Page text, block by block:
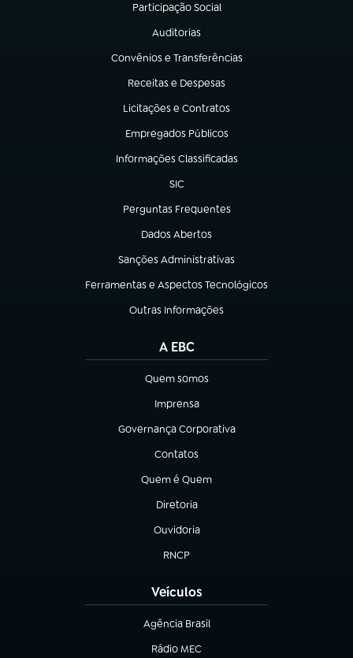
Participação Social
(abre em nova aba)
Auditorias
(abre em nova aba)
Convênios e Transferências
(abre em nova aba)
Receitas e Despesas
(abre em nova aba)
Licitações e Contratos
(abre em nova aba)
Empregados Públicos
(abre em nova aba)
Informações Classificadas
(abre em nova aba)
SIC
(abre em nova aba)
Perguntas Frequentes
(abre em nova aba)
Dados Abertos
(abre em nova aba)
Sanções Administrativas
(abre em nova aba)
Ferramentas e Aspectos Tecnológicos
(abre em nova aba)
Outras Informações
(abre em nova aba)
A EBC
Quem somos
(abre em nova aba)
Imprensa
(abre em nova aba)
Governança Corporativa
(abre em nova aba)
Contatos
(abre em nova aba)
Quem é Quem
(abre em nova aba)
Diretoria
(abre em nova aba)
Ouvidoria
(abre em nova aba)
RNCP
(abre em nova aba)
Veículos
Agência Brasil
(abre em nova aba)
Rádio MEC
(abre em nova aba)